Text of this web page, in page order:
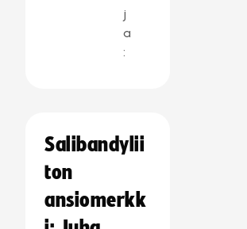
j
a
:
Salibandylii
ton
ansiomerkk